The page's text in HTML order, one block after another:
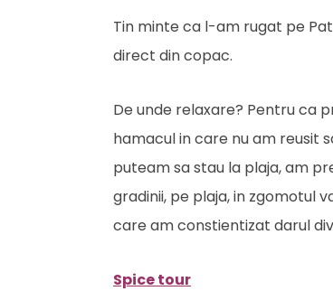
Tin minte ca l-am rugat pe
direct din copac.
De unde relaxare? Pentru ca
hamacul in care nu am reusit
puteam sa stau la plaja, am
gradinii, pe plaja, in zgomotul
care am constientizat darul
Spice tour